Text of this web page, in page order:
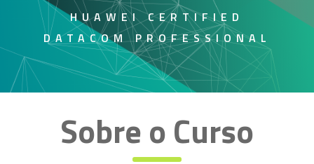
HUAWEI CERTIFIED
DATACOM PROFESSIONAL
Sobre o Curso